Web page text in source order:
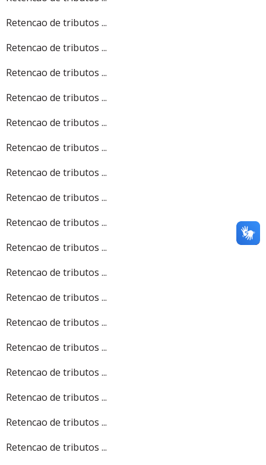
Retencao de tributos ...
Retencao de tributos ...
Retencao de tributos ...
Retencao de tributos ...
Retencao de tributos ...
Retencao de tributos ...
Retencao de tributos ...
Retencao de tributos ...
Retencao de tributos ...
Retencao de tributos ...
Retencao de tributos ...
Retencao de tributos ...
Retencao de tributos ...
Retencao de tributos ...
Retencao de tributos ...
Retencao de tributos ...
Retencao de tributos ...
Retencao de tributos ...